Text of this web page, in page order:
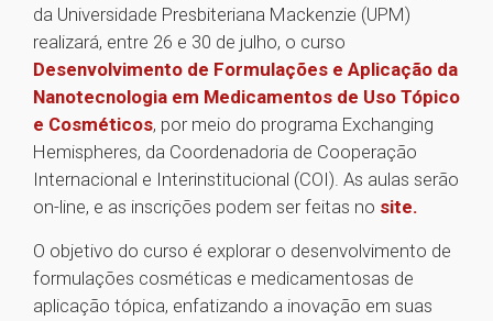
da Universidade Presbiteriana Mackenzie (UPM)
realizará, entre 26 e 30 de julho, o curso
Desenvolvimento de Formulações e Aplicação da
Nanotecnologia em Medicamentos de Uso Tópico
e Cosméticos, por meio do programa Exchanging
Hemispheres, da Coordenadoria de Cooperação
Internacional e Interinstitucional (COI). As aulas serão
on-line, e as inscrições podem ser feitas no site.
O objetivo do curso é explorar o desenvolvimento de
formulações cosméticas e medicamentosas de
aplicação tópica, enfatizando a inovação em suas